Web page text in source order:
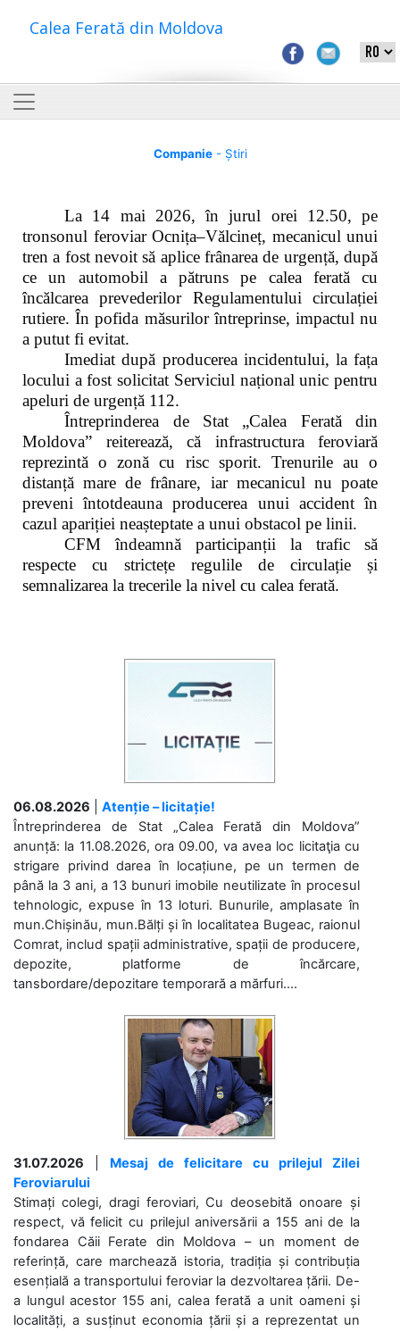
Calea Ferată din Moldova
Companie- Știri
La 14 mai 2026, în jurul orei 12.50, pe
tronsonul feroviar Ocnița–Vălcineț, mecanicul unui
tren a fost nevoit să aplice frânarea de urgență, după
ce un automobil a pătruns pe calea ferată cu
încălcarea prevederilor Regulamentului circulației
rutiere. În pofida măsurilor întreprinse, impactul nu
a putut fi evitat.
Imediat după producerea incidentului, la fața
locului a fost solicitat Serviciul național unic pentru
apeluri de urgență 112.
Întreprinderea de Stat „Calea Ferată din
Moldova” reiterează, că infrastructura feroviară
reprezintă o zonă cu risc sporit. Trenurile au o
distanță mare de frânare, iar mecanicul nu poate
preveni întotdeauna producerea unui accident în
cazul apariției neașteptate a unui obstacol pe linii.
CFM îndeamnă participanții la trafic să
respecte cu strictețe regulile de circulație și
semnalizarea la trecerile la nivel cu calea ferată.
06.08.2026
Atenție – licitație!
Întreprinderea de Stat „Calea Ferată din Moldova”
anunță: la 11.08.2026, ora 09.00, va avea loc licitaţia cu
strigare privind darea în locațiune, pe un termen de
până la 3 ani, a 13 bunuri imobile neutilizate în procesul
tehnologic, expuse în 13 loturi. Bunurile, amplasate în
mun.Chișinău, mun.Bălți și în localitatea Bugeac, raionul
Comrat, includ spații administrative, spații de producere,
depozite, platforme de încărcare,
tansbordare/depozitare temporară a mărfuri....
31.07.2026
Mesaj de felicitare cu prilejul Zilei
Feroviarului
Stimați colegi, dragi feroviari, Cu deosebită onoare și
respect, vă felicit cu prilejul aniversării a 155 ani de la
fondarea Căii Ferate din Moldova – un moment de
referință, care marchează istoria, tradiția și contribuția
esențială a transportului feroviar la dezvoltarea țării. De-
a lungul acestor 155 ani, calea ferată a unit oameni și
localități, a susținut economia țării și a reprezentat un